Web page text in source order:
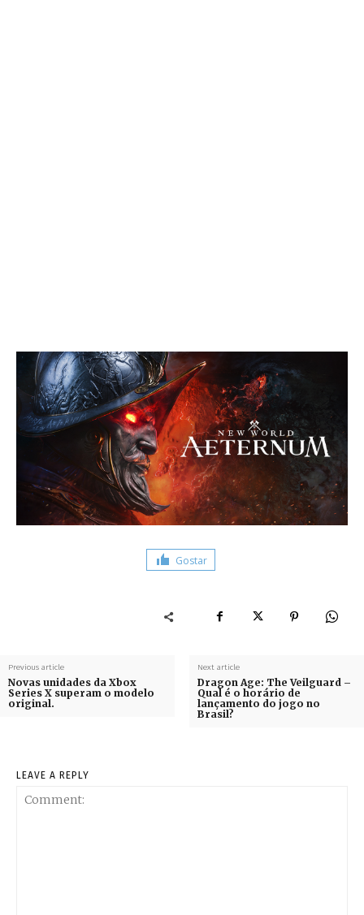
Gostar
Previous article
Novas unidades da Xbox
Series X superam o modelo
original.
Next article
Dragon Age: The Veilguard –
Qual é o horário de
lançamento do jogo no
Brasil?
LEAVE A REPLY